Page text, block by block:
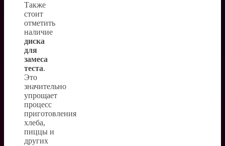
Также
стоит
отметить
наличие
диска
для
замеса
теста.
Это
значительно
упрощает
процесс
приготовления
хлеба,
пиццы и
других